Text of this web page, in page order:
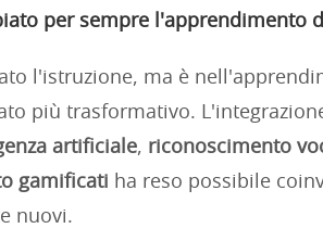
per sempre l'apprendimento
l'istruzione, ma è
più trasformativo.
artificiale, riconoscimento
gamificati ha reso possibile
nuovi.